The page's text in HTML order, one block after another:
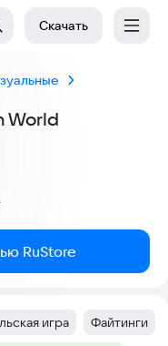
Скачать
World
RuStore
игра Тег:
Файтинги